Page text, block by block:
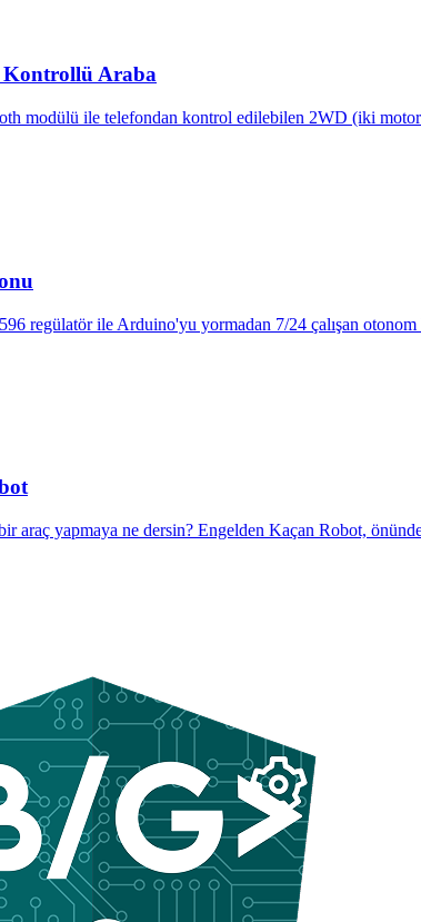
Kontrollü Araba
modülü ile telefondan kontrol edilebilen 2WD (iki
regülatör ile Arduino'yu yormadan 7/24 çalışan
araç yapmaya ne dersin? Engelden Kaçan Robot,